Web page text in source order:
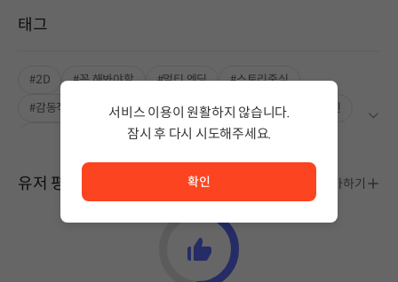
태그
#2D #꼭 해봐야할 #멀티 엔딩
#스토리중심
#감동적인 서사
#촉촉한 감성 #예상 그 이상
#현실적인
#싱글플레이
유저 평가 평가하기
서비스 이용이 원활하지 않습니다.
잠시 후 다시 시도해주세요.
확인